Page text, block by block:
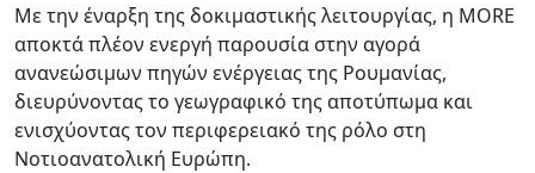
Με την έναρξη της δοκιμαστικής λειτουργίας, η MORE
αποκτά πλέον ενεργή παρουσία στην αγορά
ανανεώσιμων πηγών ενέργειας της Ρουμανίας,
διευρύνοντας το γεωγραφικό της αποτύπωμα και
ενισχύοντας τον περιφερειακό της ρόλο στη
Νοτιοανατολική Ευρώπη.